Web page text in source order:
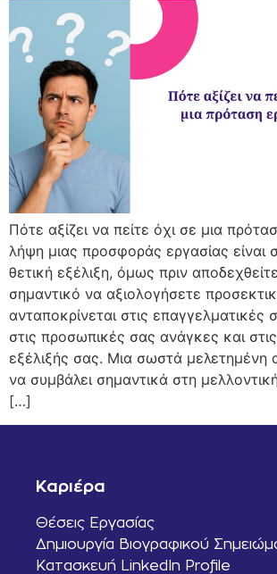
Πότε αξίζει να πείτε όχι σε μια
λήψη μιας προσφοράς εργασίας είναι
θετική εξέλιξη, όμως πριν
σημαντικό να αξιολογήσετε
ανταποκρίνεται στις επαγγελματικές
στις προσωπικές σας ανάγκες και
εξέλιξής σας. Μια σωστά μελετημένη
να συμβάλει σημαντικά στη
[…]
Καριέρα
Θέσεις Εργασίας
Δημιουργία Βιογραφικού
Κατασκευή LinkedIn Profile